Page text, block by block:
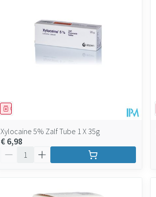
Geneesmiddel
Xylocaine 5% Zalf Tube 1 X 35g
€ 6,98